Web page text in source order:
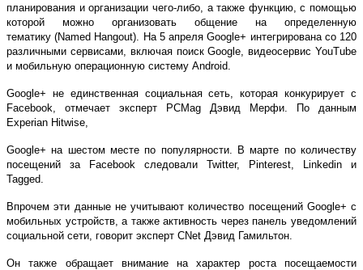
планирования и организации чего-либо, а также функцию, с помощью
которой можно организовать общение на определенную
тематику (Named Hangout). На 5 апреля Google+ интегрирована со 120
различными сервисами, включая поиск Google, видеосервис YouTube
и мобильную операционную систему Android.
Google+ не единственная социальная сеть, которая конкурирует с
Facebook, отмечает эксперт PCMag Дэвид Мерфи. По данным
Experian Hitwise,
Google+ на шестом месте по популярности. В марте по количеству
посещений за Facebook следовали Twitter, Pinterest, Linkedin и
Tagged.
Впрочем эти данные не учитывают количество посещений Google+ с
мобильных устройств, а также активность через панель уведомлений
социальной сети, говорит эксперт CNet Дэвид Гамильтон.
Он также обращает внимание на характер роста посещаемости